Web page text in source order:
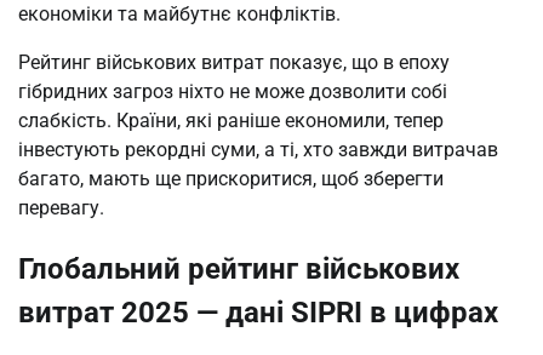
економіки та майбутнє конфліктів.
Рейтинг військових витрат показує, що в епоху
гібридних загроз ніхто не може дозволити собі
слабкість. Країни, які раніше економили, тепер
інвестують рекордні суми, а ті, хто завжди витрачав
багато, мають ще прискоритися, щоб зберегти
перевагу.
Глобальний рейтинг військових
витрат 2025 — дані SIPRI в цифрах